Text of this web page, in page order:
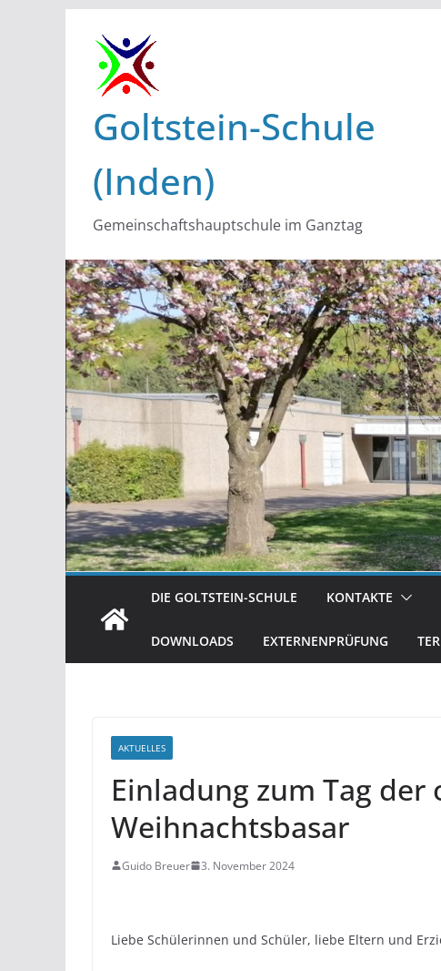
Inhalt
springen
Goltstein-Schule
(Inden)
Gemeinschaftshauptschule im Ganztag
DIE GOLTSTEIN-SCHULE KONTAKTE
DOWNLOADS EXTERNENPRÜFUNG
AKTUELLES
Einladung zum Tag
Weihnachtsbasar
Guido Breuer 3. November 2024
Liebe Schülerinnen und Schüler, liebe Eltern und